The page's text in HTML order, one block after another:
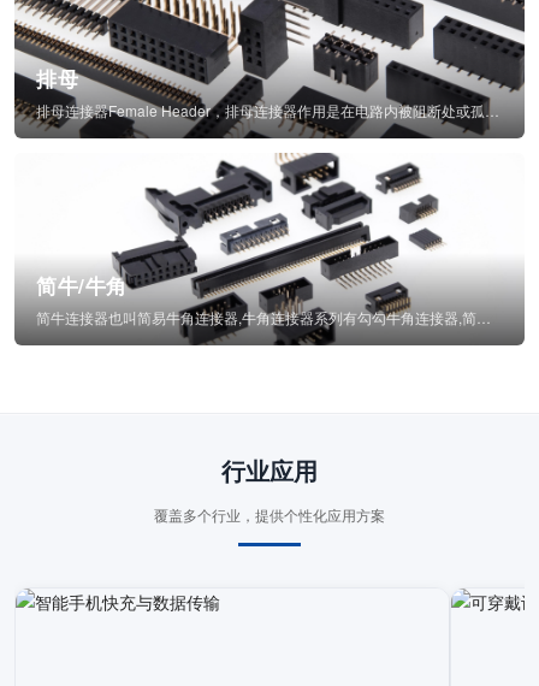
排母
排母连接器Female Header，排母连接器作用是在电路内被阻断处或孤立不通...
简牛/牛角
行业应用
覆盖多个行业，提供个性化应用方案